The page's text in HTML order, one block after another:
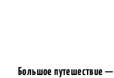
Большое путешествие